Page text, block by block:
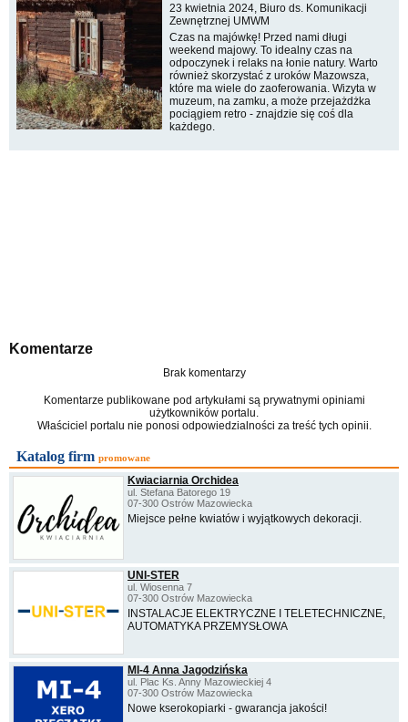
23 kwietnia 2024, Biuro ds. Komunikacji
Zewnętrznej UMWM
Czas na majówkę! Przed nami długi
weekend majowy. To idealny czas na
odpoczynek i relaks na łonie natury. Warto
również skorzystać z uroków Mazowsza,
które ma wiele do zaoferowania. Wizyta w
muzeum, na zamku, a może przejażdżka
pociągiem retro - znajdzie się coś dla
każdego.
Komentarze
Brak komentarzy
Komentarze publikowane pod artykułami są prywatnymi opiniami
użytkowników portalu.
Właściciel portalu nie ponosi odpowiedzialności za treść tych opinii.
Katalog firm promowane
Kwiaciarnia Orchidea
ul. Stefana Batorego 19
07-300 Ostrów Mazowiecka
Miejsce pełne kwiatów i wyjątkowych dekoracji.
UNI-STER
ul. Wiosenna 7
07-300 Ostrów Mazowiecka
INSTALACJE ELEKTRYCZNE I TELETECHNICZNE,
AUTOMATYKA PRZEMYSŁOWA
MI-4 Anna Jagodzińska
ul. Plac Ks. Anny Mazowieckiej 4
07-300 Ostrów Mazowiecka
Nowe kserokopiarki - gwarancja jakości!